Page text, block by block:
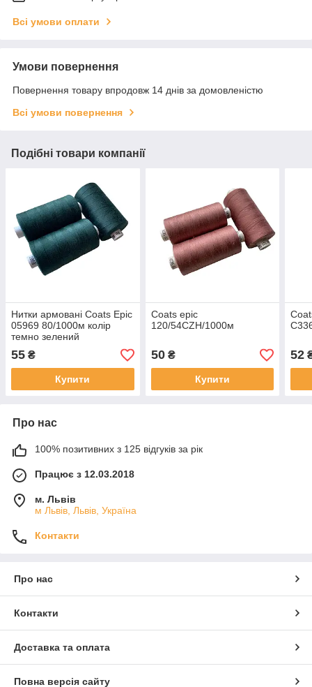
Всі умови оплати
Умови повернення
Повернення товару впродовж 14 днів за домовленістю
Всі умови повернення
Подібні товари компанії
Нитки армовані Coats Epic
05969 80/1000м колір
темно зелений
55 ₴
Купити
Coats epic
120/54СZH/1000м
50₴
Купити
52
Про нас
100% позитивних з 125 відгуків за рік
Працює з 12.03.2018
м. Львів
м Львів, Львів, Україна
Контакти
Про нас
Контакти
Доставка та оплата
Повна версія сайту